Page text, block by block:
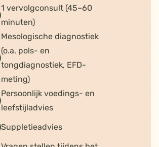
1 vervolgconsult (45–60
minuten)
Mesologische diagnostiek
(o.a. pols- en
tongdiagnostiek, EFD-
meting)
Persoonlijk voedings- en
leefstijladvies
Suppletieadvies